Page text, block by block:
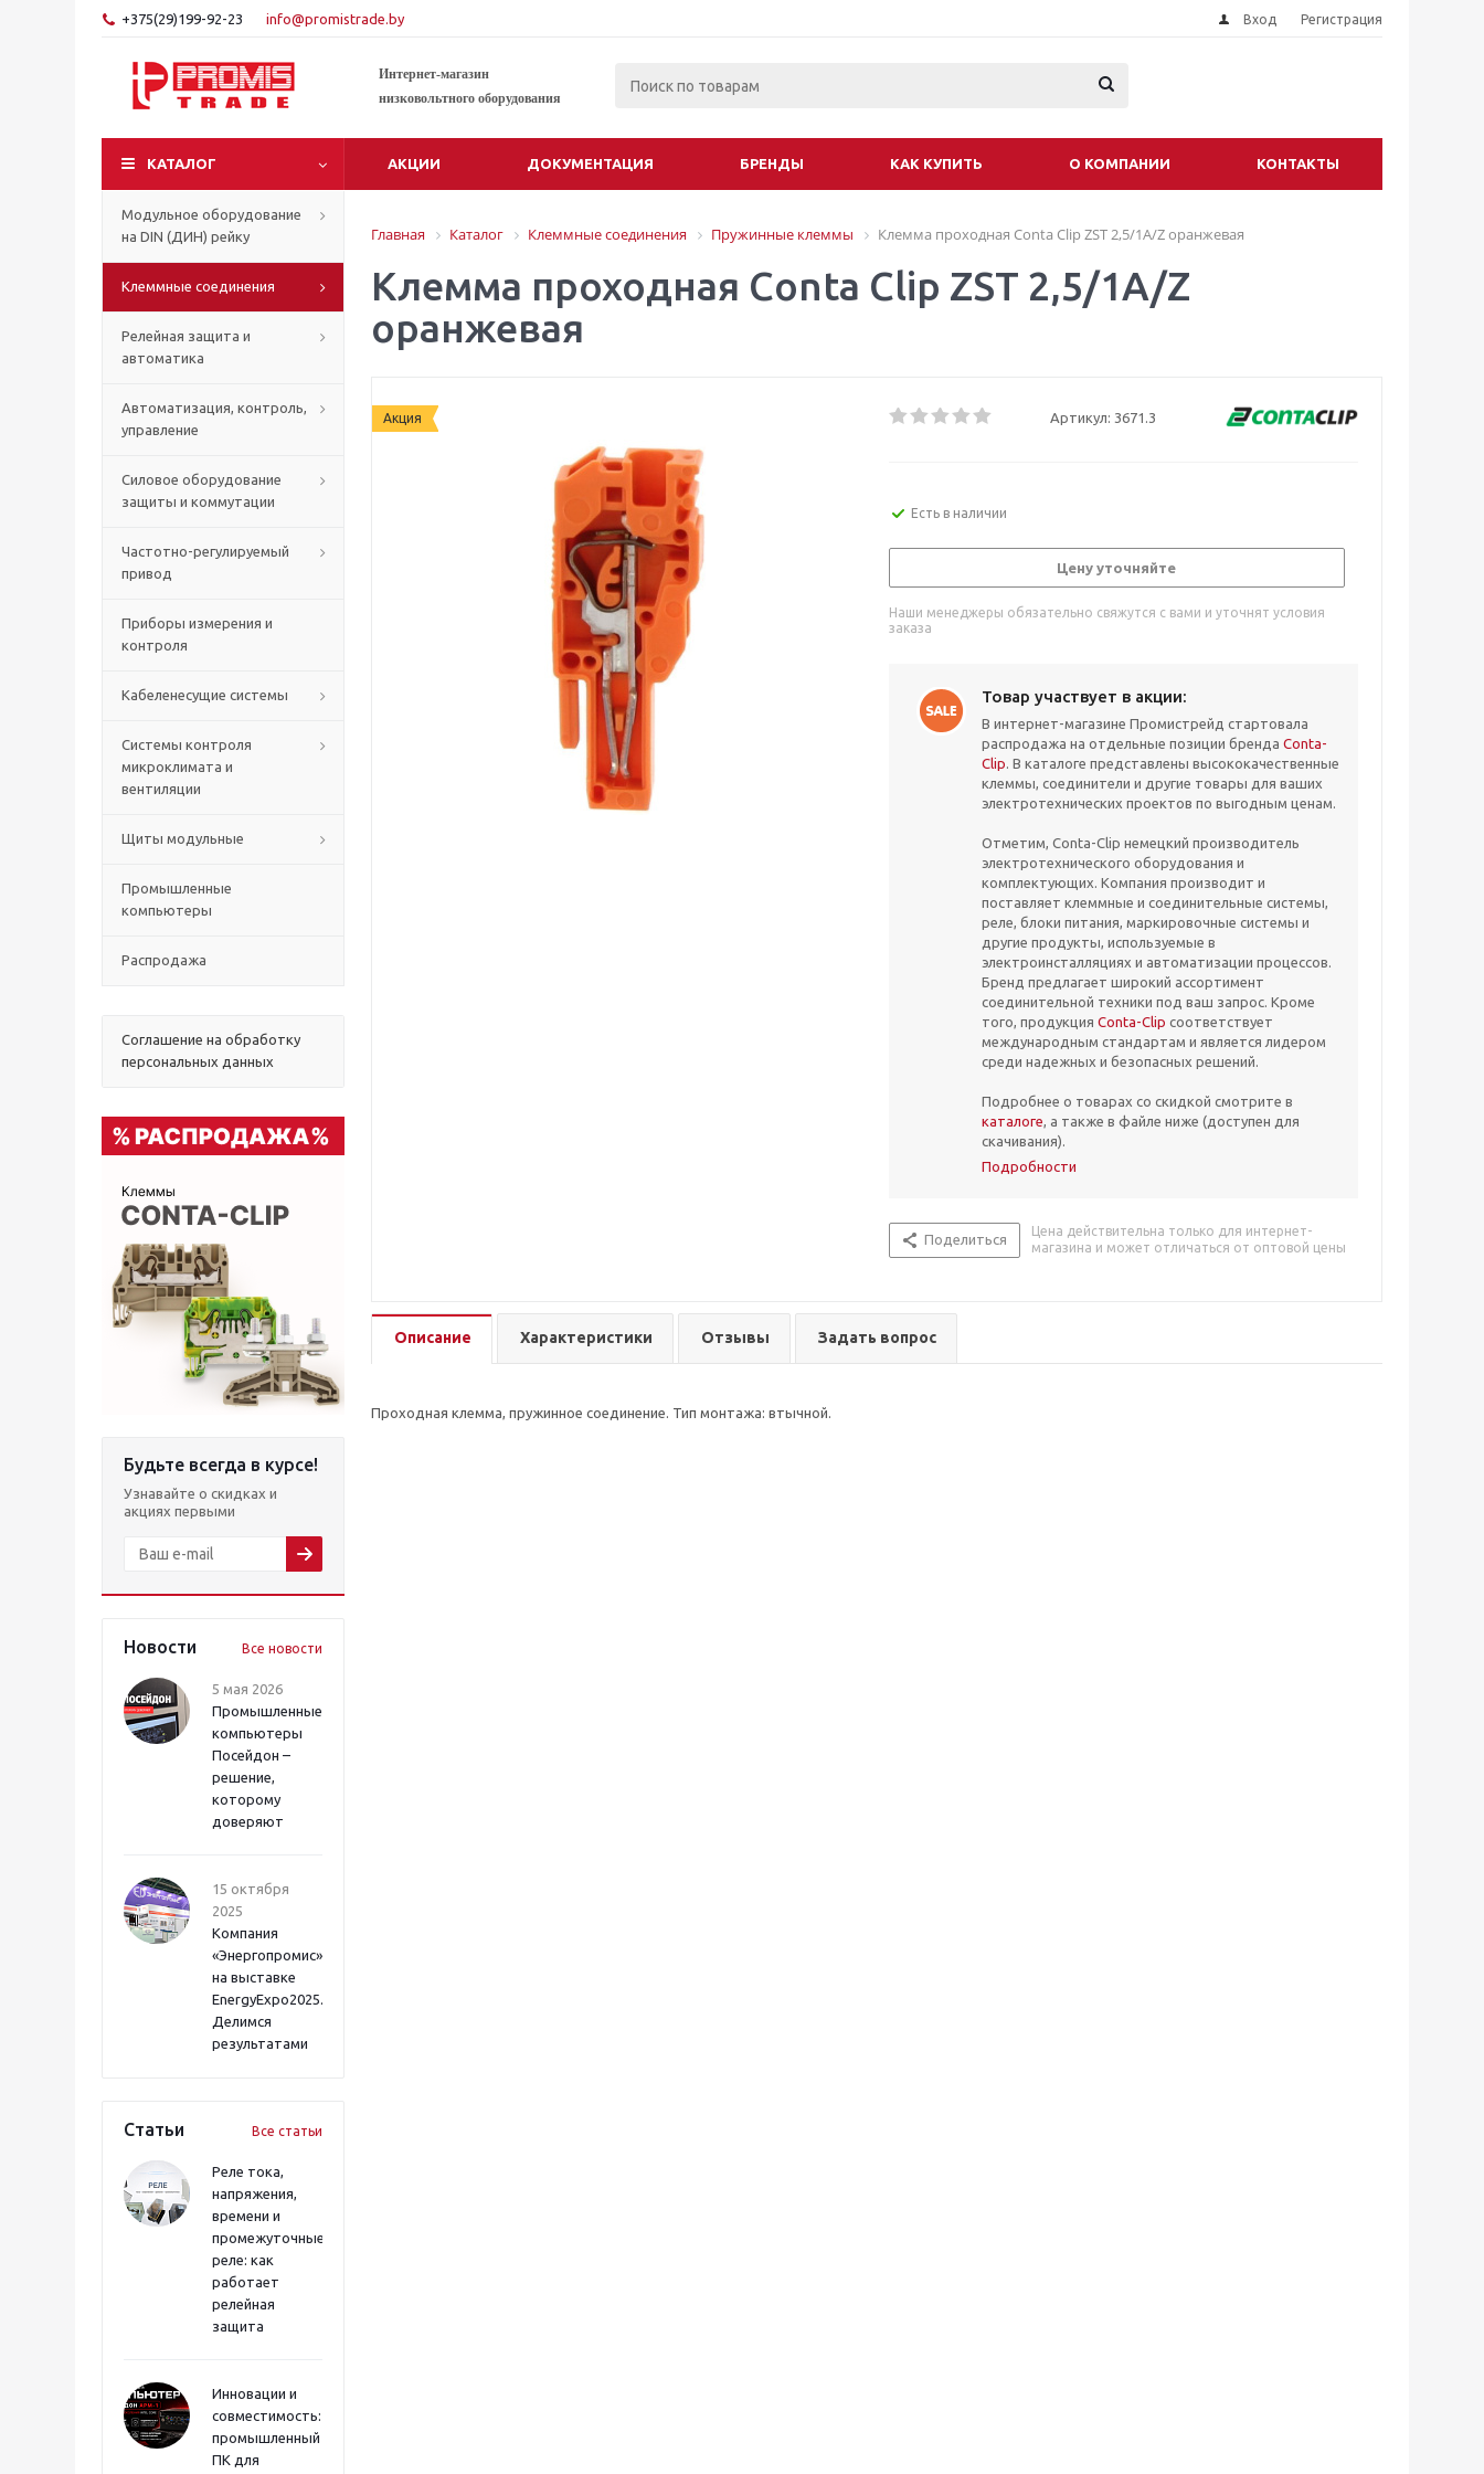
+375(29)199-92-23 info@promistrade.by Вход Регистрация
Интернет-магазин
низковольтного оборудования
КАТАЛОГ АКЦИИ ДОКУМЕНТАЦИЯ БРЕНДЫ КАК КУПИТЬ О КОМПАНИИ КОНТАКТЫ
Модульное оборудование
на DIN (ДИН) рейку
Клеммные соединения
Релейная защита и
автоматика
Автоматизация, контроль,
управление
Силовое оборудование
защиты и коммутации
Частотно-регулируемый
привод
Приборы измерения и
контроля
Кабеленесущие системы
Системы контроля
микроклимата и
вентиляции
Щиты модульные
Промышленные
компьютеры
Распродажа
Соглашение на обработку
персональных данных
Будьте всегда в курсе!
Узнавайте о скидках и
акциях первыми
Новости Все новости
5 мая 2026
Промышленные
компьютеры
Посейдон –
решение,
которому
доверяют
15 октября
2025
Компания
«Энергопромис»
на выставке
EnergyExpo2025.
Делимся
результатами
Статьи Все статьи
Реле тока,
напряжения,
времени и
промежуточные
реле: как
работает
релейная
защита
Инновации и
совместимость:
промышленный
ПК для
Главная Каталог Клеммные соединения Пружинные клеммы Клемма проходная Conta Clip ZST 2,5/1A/Z оранжевая
Клемма проходная Conta Clip ZST 2,5/1A/Z
оранжевая
Акция Артикул: 3671.3
Есть в наличии
Цену уточняйте
Наши менеджеры обязательно свяжутся с вами и уточнят условия
заказа
Товар участвует в акции:
В интернет-магазине Промистрейд стартовала
распродажа на отдельные позиции бренда Conta-
Clip. В каталоге представлены высококачественные
клеммы, соединители и другие товары для ваших
электротехнических проектов по выгодным ценам.
Отметим, Conta-Clip немецкий производитель
электротехнического оборудования и
комплектующих. Компания производит и
поставляет клеммные и соединительные системы,
реле, блоки питания, маркировочные системы и
другие продукты, используемые в
электроинсталляциях и автоматизации процессов.
Бренд предлагает широкий ассортимент
соединительной техники под ваш запрос. Кроме
того, продукция Conta-Clip соответствует
международным стандартам и является лидером
среди надежных и безопасных решений.
Подробнее о товарах со скидкой смотрите в
каталоге, а также в файле ниже (доступен для
скачивания).
Подробности
Поделиться
Цена действительна только для интернет-
магазина и может отличаться от оптовой цены
Описание Характеристики Отзывы Задать вопрос
Проходная клемма, пружинное соединение. Тип монтажа: втычной.